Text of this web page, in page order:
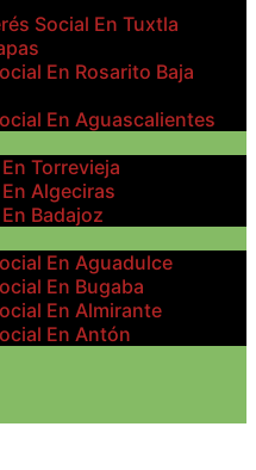
Social En Tuxtla
En Rosarito Baja
En Aguascalientes
Torrevieja
Algeciras
Badajoz
En Aguadulce
En Bugaba
En Almirante
En Antón